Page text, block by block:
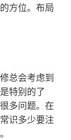
方位。布局
总会考虑到
特别的了
多问题。在
识多少要注